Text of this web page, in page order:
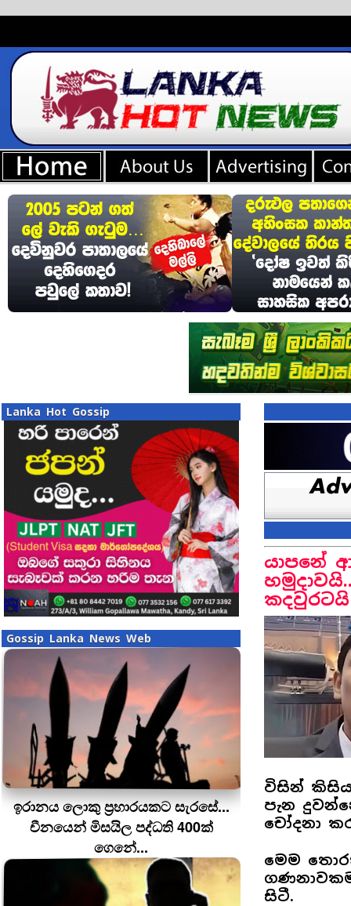
Lanka Hot Gossip
Gossip Lanka News Web
ඉරානය ලොකු ප‍්‍රහාරයකට සැරසේ...
චීනයෙන් මිසයිල පද්ධති 400ක්
ගෙනේ...
යාපනේ
විසින්
පැන
චෝදනා
මෙම
සිටී.